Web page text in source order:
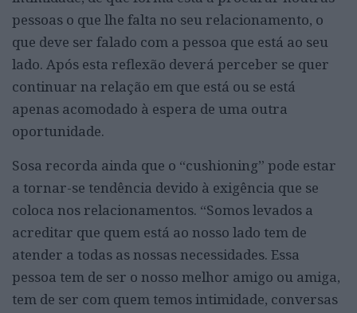
pessoas o que lhe falta no seu relacionamento, o
que deve ser falado com a pessoa que está ao seu
lado. Após esta reflexão deverá perceber se quer
continuar na relação em que está ou se está
apenas acomodado à espera de uma outra
oportunidade.
Sosa recorda ainda que o “cushioning” pode estar
a tornar-se tendência devido à exigência que se
coloca nos relacionamentos. “Somos levados a
acreditar que quem está ao nosso lado tem de
atender a todas as nossas necessidades. Essa
pessoa tem de ser o nosso melhor amigo ou amiga,
tem de ser com quem temos intimidade, conversas